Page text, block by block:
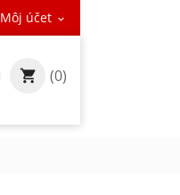
Môj účet 
 (0)